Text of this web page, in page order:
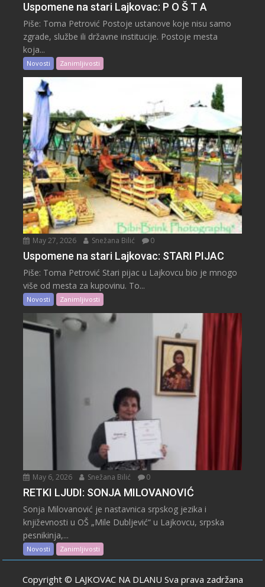
Uspomene na stari Lajkovac: P O Š T A
Piše: Toma Petrović Postoje ustanove koje nisu samo
zgrade, službe ili državne institucije. Postoje mesta
koja...
Novosti Zanimljivosti
May 27, 2026 Snežana Bilić 0
Uspomene na stari Lajkovac: STARI PIJAC
Piše: Toma Petrović Stari pijac u Lajkovcu bio je mnogo
više od mesta za kupovinu. To...
Novosti Zanimljivosti
May 6, 2026 Snežana Bilić 0
RETKI LJUDI: SONJA MILOVANOVIĆ
Sonja Milovanović je nastavnica srpskog jezika i
književnosti u OŠ „Mile Dubljević“ u Lajkovcu, srpska
pesnikinja,...
Novosti Zanimljivosti
Copyright © LAJKOVAC NA DLANU Sva prava zadržana